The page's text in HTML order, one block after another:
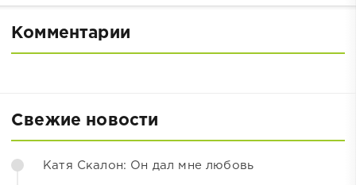
Комментарии
Свежие новости
Катя Скалон: Он дал мне любовь